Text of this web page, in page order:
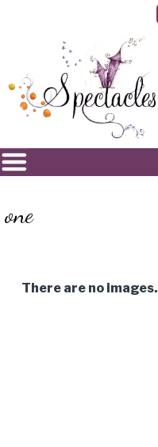
one
There are no images.